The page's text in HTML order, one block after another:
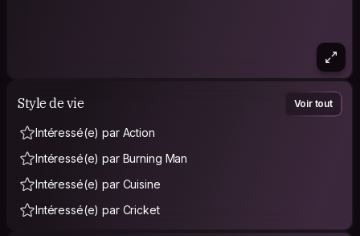
Style de vie Voir tout
Intéressé(e) par Action
Intéressé(e) par Burning Man
Intéressé(e) par Cuisine
Intéressé(e) par Cricket